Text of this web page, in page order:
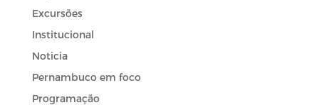
Excursões
Institucional
Noticia
Pernambuco em foco
Programação